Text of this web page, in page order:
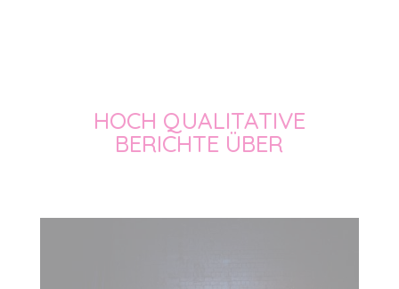
HOCH QUALITATIVE
BERICHTE ÜBER